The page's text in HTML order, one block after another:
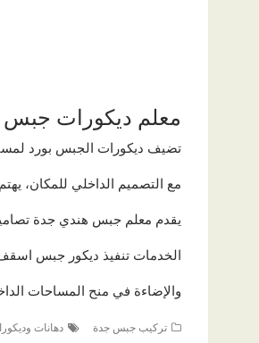
معلم ديكورات جبس
تضيف ديكورات الجبس بورد
مع التصميم الداخلي للمكان،
يقدم معلم جبس هندي جدة
الخدمات تنفيذ ديكور جبس
والإضاءة في منح المساحات
تركيب جبس جدة دهانات